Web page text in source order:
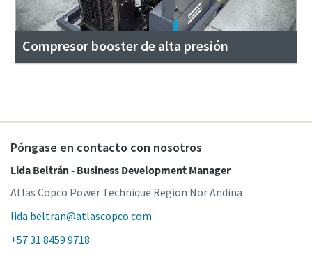
Compresor booster de alta presión
Póngase en contacto con nosotros
Lida Beltrán - Business Development Manager
Atlas Copco Power Technique Region Nor Andina
lida.beltran@atlascopco.com
+57 31 8459 9718